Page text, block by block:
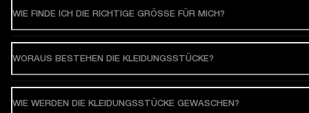
WIE FINDE ICH DIE RICHTIGE GRÖSSE FÜR MICH?
WORAUS BESTEHEN DIE KLEIDUNGSSTÜCKE?
WIE WERDEN DIE KLEIDUNGSSTÜCKE GEWASCHEN?